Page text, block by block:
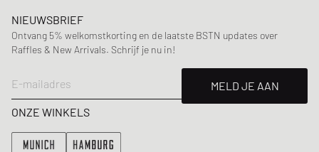
NIEUWSBRIEF
Ontvang 5% welkomstkorting en de laatste BSTN updates over
Raffles & New Arrivals. Schrijf je nu in!
E-mailadres
MELD JE AAN
ONZE WINKELS